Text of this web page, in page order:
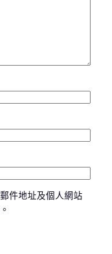
件地址及個人網站